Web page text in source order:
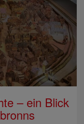
– ein Blick